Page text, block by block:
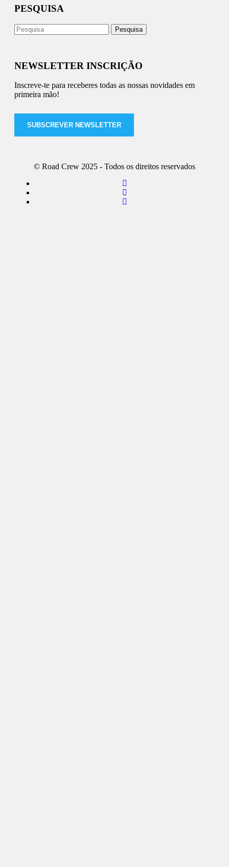
PESQUISA
NEWSLETTER INSCRIÇÃO
Inscreve-te para receberes todas as nossas novidades em
primeira mão!
SUBSCREVER NEWSLETTER
© Road Crew 2025 - Todos os direitos reservados